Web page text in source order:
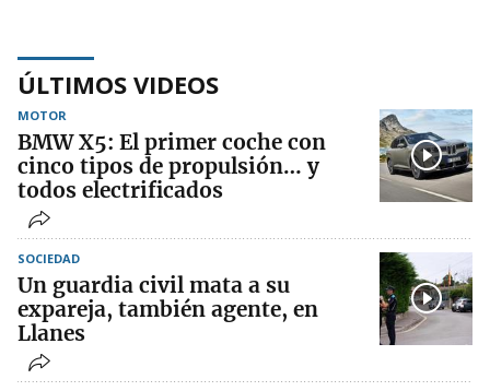
ÚLTIMOS VIDEOS
MOTOR
BMW X5: El primer coche con
cinco tipos de propulsión… y
todos electrificados
SOCIEDAD
Un guardia civil mata a su
expareja, también agente, en
Llanes